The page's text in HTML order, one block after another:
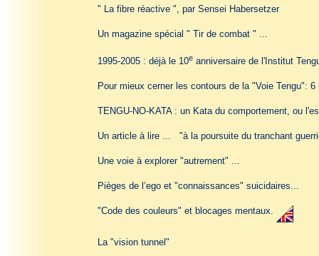
" La fibre réactive ", par Sensei Habersetzer
Un magazine spécial " Tir de combat " ...
1995-2005 : déjà le 10e anniversaire de l'Institut
Pour mieux cerner les contours de la "Voie Tengu":
TENGU-NO-KATA : un Kata du comportement, ou
Un article à lire ... "à la poursuite du tranchant
Une voie à explorer "autrement" ...
Pièges de l’ego et "connaissances" suicidaires...
"Code des couleurs" et blocages mentaux.
La "vision tunnel"